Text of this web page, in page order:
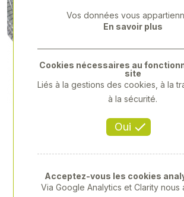
Previous
Vos données vous
En savoir plus
Oui
Cookies nécessaires au
site
Liés à la gestions des cookies, à la
à la sécurité.
Acceptez-vous les cookies
Via Google Analytics et Clarity nous